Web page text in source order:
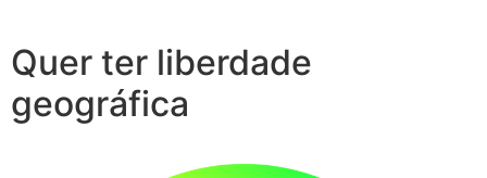
Quer ter liberdade
geográfica